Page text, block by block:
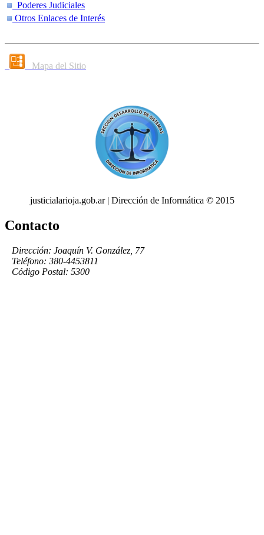
Poderes Judiciales
Otros Enlaces de Interés
Mapa del Sitio
justicialarioja.gob.ar | Dirección de Informática © 2015
Contacto
Dirección: Joaquín V. González, 77
Teléfono: 380-4453811
Código Postal: 5300